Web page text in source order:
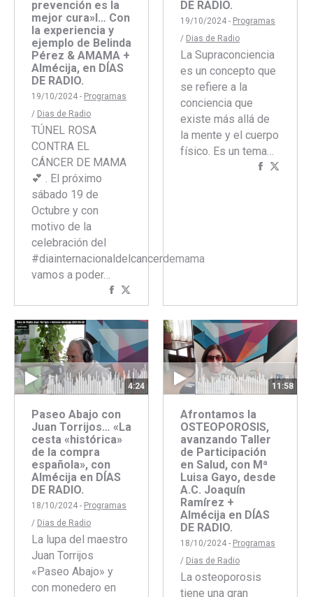
prevención es la
mejor cura»l… Con
la experiencia y
ejemplo de Belinda
Pérez & AMAMA +
Almécija, en DÍAS
DE RADIO.
19/10/2024 - Programas
/ Dias de Radio
TÚNEL ROSA
CONTRA EL
CÁNCER DE MAMA
💕 . El próximo
sábado 19 de
Octubre y con
motivo de la
celebración del
#diainternacionaldelcancerdemama
vamos a poder…
Compartir
con
Facebook
con
Twitter
DE RADIO.
19/10/2024 - Programas
/ Dias de Radio
La Supraconciencia
es un concepto que
se refiere a la
conciencia que
existe más allá de
la mente y el cuerpo
físico. Es un tema…
Compartir
4:24
Paseo Abajo con
Juan Torrijos… «La
cesta «histórica»
de la compra
española», con
Almécija en DÍAS
DE RADIO.
18/10/2024 - Programas
/ Dias de Radio
La lupa del maestro
Juan Torrijos
«Paseo Abajo» y
con monedero en
11:58
Afrontamos la
OSTEOPOROSIS,
avanzando Taller
de Participación
en Salud, con Mª
Luisa Gayo, desde
A.C. Joaquín
Ramírez +
Almécija en DÍAS
DE RADIO.
18/10/2024 - Programas
/ Dias de Radio
La osteoporosis
tiene una gran